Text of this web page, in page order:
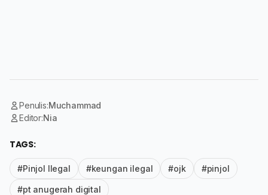
Penulis:Muchammad
Editor:Nia
TAGS:
#Pinjol Ilegal #keungan ilegal #ojk #pinjol
#pt anugerah digital